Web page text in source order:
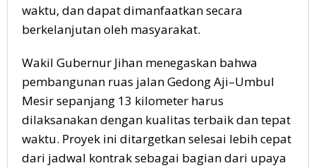
waktu, dan dapat dimanfaatkan secara
berkelanjutan oleh masyarakat.
Wakil Gubernur Jihan menegaskan bahwa
pembangunan ruas jalan Gedong Aji–Umbul
Mesir sepanjang 13 kilometer harus
dilaksanakan dengan kualitas terbaik dan tepat
waktu. Proyek ini ditargetkan selesai lebih cepat
dari jadwal kontrak sebagai bagian dari upaya